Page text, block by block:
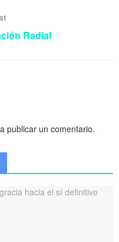
Radial
publicar un comentario.